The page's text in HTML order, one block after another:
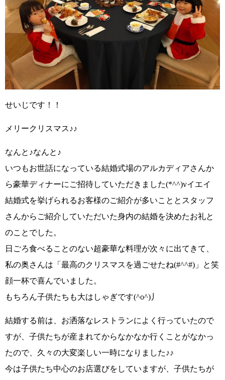
せいじです！！
メ リ ーク リ スマス♪♪
なんと♪なんと♪
いつもお世話になっている結婚式場のアルカディアさんか
ら豪華ディナーにご招待していただきました(*^^)vイエイ
結婚式を挙げられるお客様のご紹介が多いことと スタッフ
さんからご紹介していただいた身内の結婚を決めたお礼と
のことでした。
日ごろ食べることのない超豪華な料理が次々に出てきて、
私の奥さんは 「最高のクリスマスを過ごせたね(#^^#)」
と笑
顔一杯で喜んでいました。
もちろん子供たちも大はしゃぎです(^o^)丿
結婚する前は、 お洒落なレストランによく行っていたので
すが、子供たちが産まれてからなかなか行くことがなかっ
たので、久々の大変楽しい一時になりました♪♪
今は子供たち中心のお店選びをしていますが、子供たちが